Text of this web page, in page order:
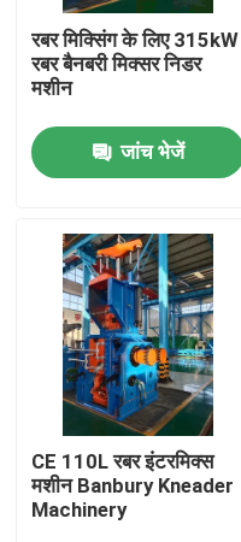
उत्पादों
वीडियो
हमारे बारे में
कारखाना भ्रमण
रबर मिक्सिंग के लिए 315kW
रबर बैनबरी मिक्सर निडर
मशीन
जांच भेजें
CE 110L रबर इंटरमिक्स
मशीन Banbury Kneader
Machinery